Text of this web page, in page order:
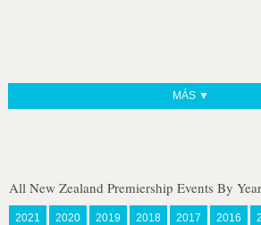
MÁS ▼
All New Zealand Premiership Events By
2021 2020 2019 2018 2017 2016